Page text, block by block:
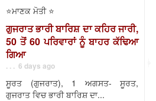
⭐️ਮਾਣਕ ਮੋਤੀ ⭐️
ਗੁਜਰਾਤ ਭਾਰੀ ਬਾਰਿਸ਼ ਦਾ ਕਹਿਰ ਜਾਰੀ,
50 ਤੋਂ 60 ਪਰਿਵਾਰਾਂ ਨੂੰ ਬਾਹਰ ਕੱਢਿਆ
ਗਿਆ
. . . 6 days ago
ਸੂਰਤ (ਗੁਜਰਾਤ), 1 ਅਗਸਤ- ਸੂਰਤ,
ਗੁਜਰਾਤ ਵਿਚ ਭਾਰੀ ਬਾਰਿਸ਼ ਦਾ...